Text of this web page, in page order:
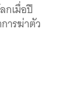
กเมื่อปี
ารฆ่าตัว